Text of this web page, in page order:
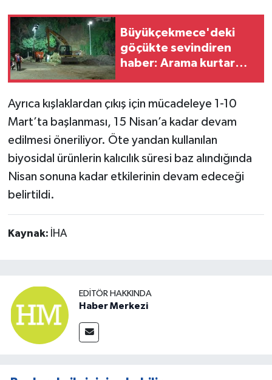
Büyükçekmece'deki
göçükte sevindiren
haber: Arama kurtarma
Ayrıca kışlaklardan çıkış için mücadeleye 1-10
Mart’ta başlanması, 15 Nisan’a kadar devam
edilmesi öneriliyor. Öte yandan kullanılan
biyosidal ürünlerin kalıcılık süresi baz alındığında
Nisan sonuna kadar etkilerinin devam edeceği
belirtildi.
Kaynak: İHA
EDITÖR HAKKINDA
Haber Merkezi